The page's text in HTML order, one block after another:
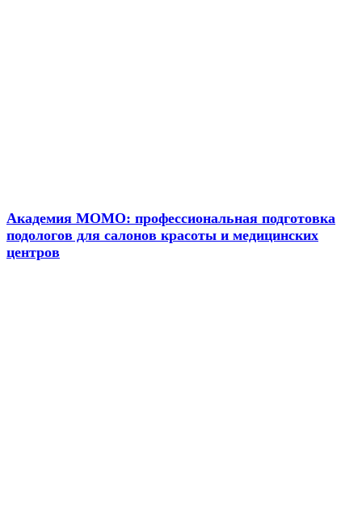
Академия МОМО: профессиональная подготовка
подологов для салонов красоты и медицинских
центров